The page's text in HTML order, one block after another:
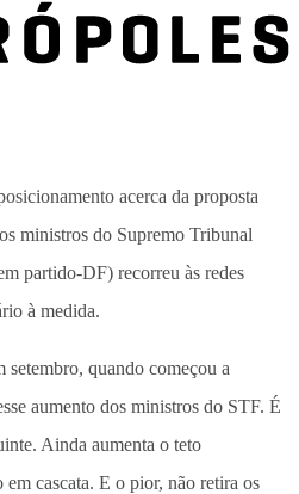
acerca da proposta
ministros do Supremo Tribunal
partido-DF) recorreu às redes
à medida.
quando começou a
aumento dos ministros do STF. É
Ainda aumenta o teto
cascata. E o pior, não retira os